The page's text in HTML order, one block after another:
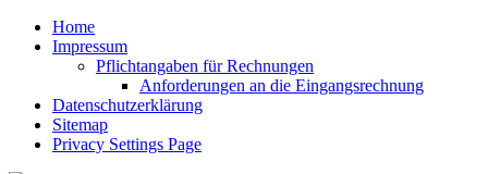
Home
Impressum
Pflichtangaben für Rechnungen
Anforderungen an die Eingangsrechnung
Datenschutzerklärung
Sitemap
Privacy Settings Page